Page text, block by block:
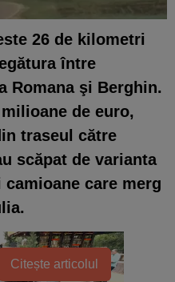
26 de kilometri
între
Romana şi Berghin.
de euro,
traseul către
scăpat de varianta
care merg
Citește articolul